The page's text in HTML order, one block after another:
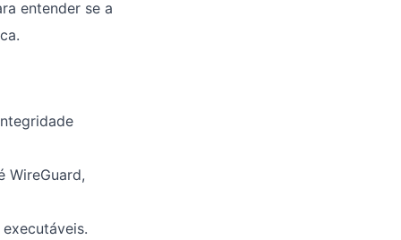
entender se a
WireGuard,